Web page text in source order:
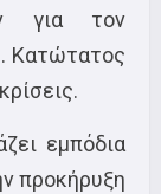
για τον
Κατώτατος
εμπόδια
προκήρυξη